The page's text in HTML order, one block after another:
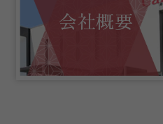
会社概要